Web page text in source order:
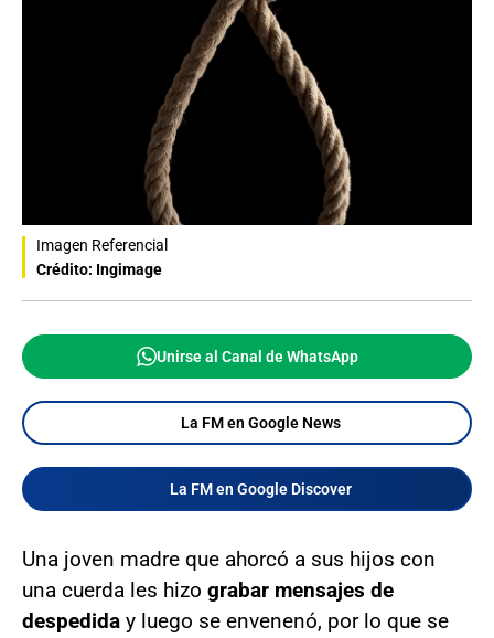
Imagen Referencial
Crédito: Ingimage
Unirse al Canal de WhatsApp
La FM en Google News
La FM en Google Discover
Una joven madre que ahorcó a sus hijos con
una cuerda les hizo grabar mensajes de
despedida y luego se envenenó, por lo que se